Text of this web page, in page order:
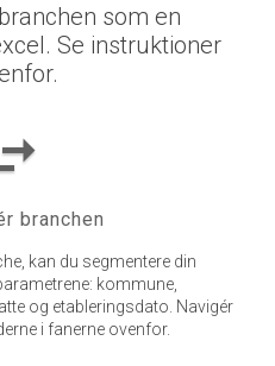
som en
Se instruktioner
branchen
kan du segmentere din
kommune,
og etableringsdato. Navigér
i fanerne ovenfor.